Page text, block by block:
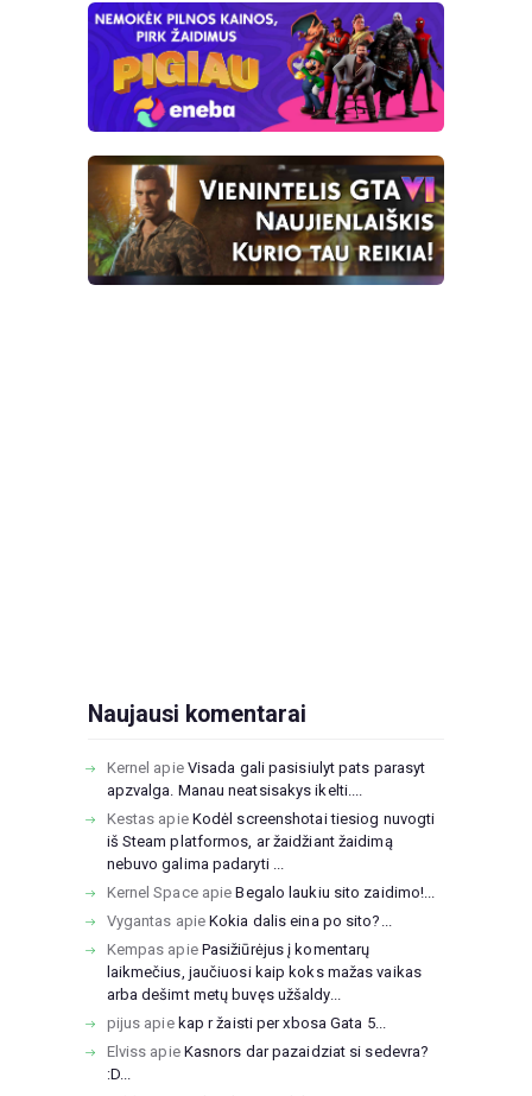
Naujausi komentarai
Kernel apie Visada gali pasisiulyt pats parasyt
apzvalga. Manau neatsisakys ikelti....
Kestas apie Kodėl screenshotai tiesiog nuvogti
iš Steam platformos, ar žaidžiant žaidimą
nebuvo galima padaryti ...
Kernel SpaceapieBegalo laukiu sito zaidimo!...
Vygantas apieKokia dalis eina po sito?...
Kempas apie Pasižiūrėjus į komentarų
laikmečius, jaučiuosi kaip koks mažas vaikas
arba dešimt metų buvęs užšaldy...
pijus apie kap r žaisti per xbosa Gata 5...
Elviss apie Kasnors dar pazaidziat si sedevra?
:D...